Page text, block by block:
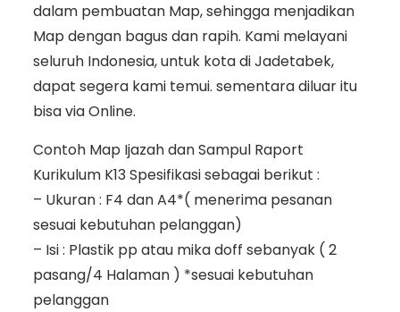
dalam pembuatan Map, sehingga menjadikan
Map dengan bagus dan rapih. Kami melayani
seluruh Indonesia, untuk kota di Jadetabek,
dapat segera kami temui. sementara diluar itu
bisa via Online.
Contoh Map Ijazah dan Sampul Raport
Kurikulum K13 Spesifikasi sebagai berikut :
– Ukuran : F4 dan A4*( menerima pesanan
sesuai kebutuhan pelanggan)
– Isi : Plastik pp atau mika doff sebanyak ( 2
pasang/4 Halaman ) *sesuai kebutuhan
pelanggan